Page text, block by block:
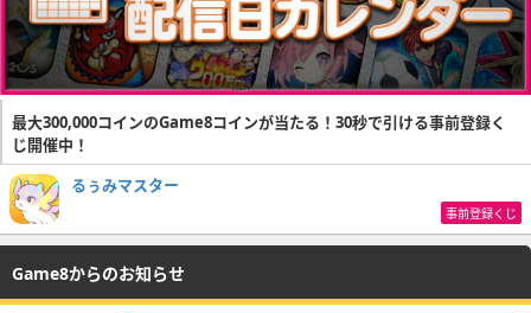
最大300,000コインのGame8コインが当たる！30秒で引ける事前登録く
じ開催中！
るぅみマスター
事前登録くじ
Game8からのお知らせ